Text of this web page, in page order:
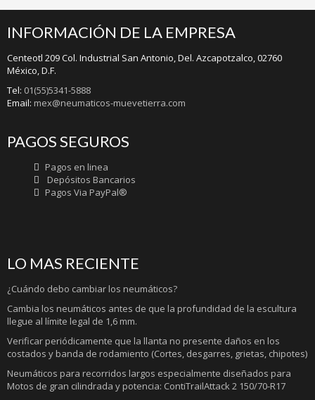
INFORMACIÓN DE LA EMPRESA
Centeotl 209 Col. Industrial San Antonio, Del. Azcapotzalco, 02760
México, D.F.
Tel: 01(55)5341-5888
Email: mex@neumaticos-muevetierra.com
PAGOS SEGUROS
Pagos en linea
Depósitos Bancarios
Pagos Via PayPal®
LO MAS RECIENTE
¿Cuándo debo cambiar los neumáticos?
Cambia los neumáticos antes de que la profundidad de la escultura
llegue al límite legal de 1,6 mm.
Verificar periódicamente que la llanta no presente daños en los
costados y banda de rodamiento (Cortes, desgarres, grietas, chipotes)
Neumáticos para recorridos largos especialmente diseñados para
Motos de gran cilindrada y potencia: ContiTrailAttack 2 150/70-R17